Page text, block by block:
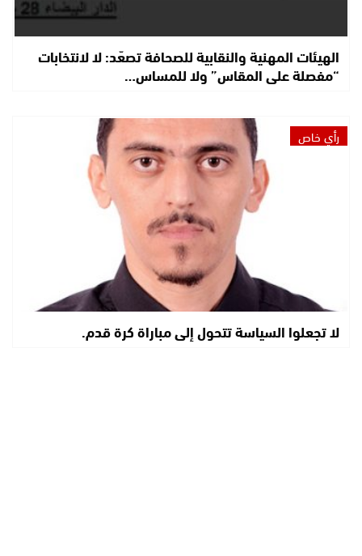
الهيئات المهنية والنقابية للصحافة تصعّد: لا لانتخابات
“مفصلة على المقاس” ولا للمساس…
رأي خاص
لا تجعلوا السياسة تتحول إلى مباراة كرة قدم.